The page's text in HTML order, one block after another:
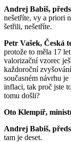
Andrej Babiš,
nešetříte, vy a priori
šetřili, nešetříte.
Petr Vašek, Česká
protože to měla 17
valorizační vzorec
každoroční
současném návrhu
inflaci, tak proč jste
tomu došli?
Oto Klempíř,
Andrej Babiš,
tam je deset.